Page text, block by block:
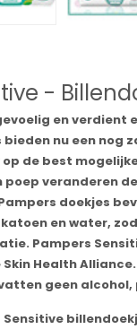
-
en
bieden nu een
de best
poep veranderen
doekjes
en water,
Pampers
Health
geen